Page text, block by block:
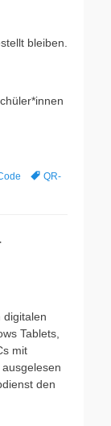
bleiben.
Schlagworte
QR-
digitalen
Tablets,
mit
den